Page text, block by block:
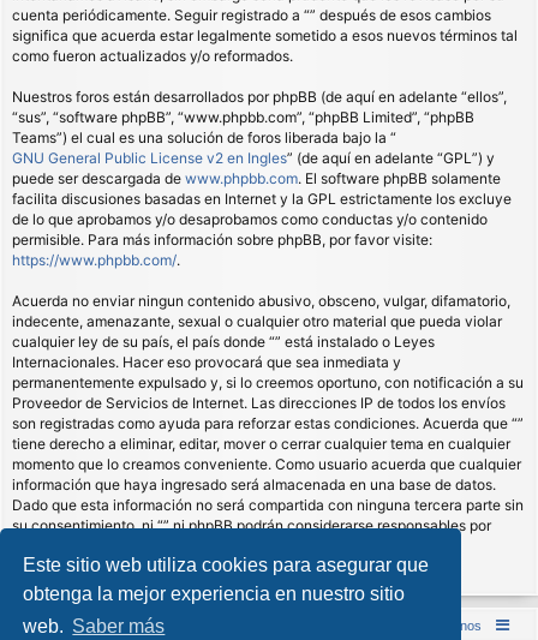
Este sitio web utiliza cookies para asegurar que
obtenga la mejor experiencia en nuestro sitio
web. Saber más
cuenta periódicamente. Seguir registrado a “” después de esos cambios
significa que acuerda estar legalmente sometido a esos nuevos términos tal
como fueron actualizados y/o reformados.
Nuestros foros están desarrollados por phpBB (de aquí en adelante “ellos”,
“sus”, “software phpBB”, “www.phpbb.com”, “phpBB Limited”, “phpBB
Teams”) el cual es una solución de foros liberada bajo la “
GNU General Public License v2 en Ingles” (de aquí en adelante “GPL”) y
puede ser descargada de www.phpbb.com. El software phpBB solamente
facilita discusiones basadas en Internet y la GPL estrictamente los excluye
de lo que aprobamos y/o desaprobamos como conductas y/o contenido
permisible. Para más información sobre phpBB, por favor visite:
https://www.phpbb.com/.
Acuerda no enviar ningun contenido abusivo, obsceno, vulgar, difamatorio,
indecente, amenazante, sexual o cualquier otro material que pueda violar
cualquier ley de su país, el país donde “” está instalado o Leyes
Internacionales. Hacer eso provocará que sea inmediata y
permanentemente expulsado y, si lo creemos oportuno, con notificación a su
Proveedor de Servicios de Internet. Las direcciones IP de todos los envíos
son registradas como ayuda para reforzar estas condiciones. Acuerda que “”
tiene derecho a eliminar, editar, mover o cerrar cualquier tema en cualquier
momento que lo creamos conveniente. Como usuario acuerda que cualquier
información que haya ingresado será almacenada en una base de datos.
Dado que esta información no será compartida con ninguna tercera parte sin
su consentimiento, ni “” ni phpBB podrán considerarse responsables por
comprometidos.
Inicio (Web) Foro Punta de Lanza Wargames Contáctenos